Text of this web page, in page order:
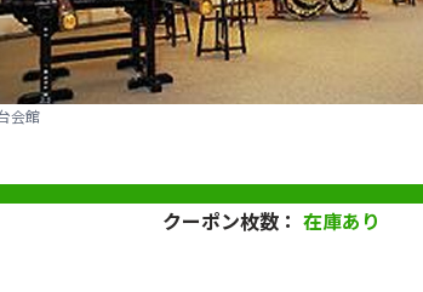
会館
クーポン枚数： 在庫あり